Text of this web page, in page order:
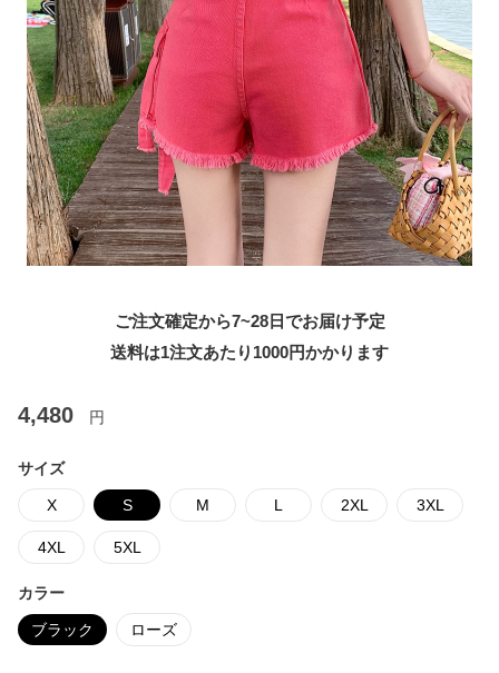
ご注文確定から7~28日でお届け予定
送料は1注文あたり 1000円かかります
4,480 円
サイズ
X S M L 2XL 3XL
4XL 5XL
カラー
ブラック ローズ